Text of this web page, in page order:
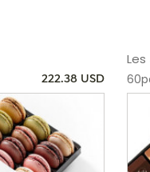
222.38 USD